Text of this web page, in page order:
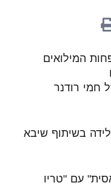
למשפחות המילואים
של חמי רודנר
היריון ולידה בשיתוף שיבא
קלאסית" עם "טריו